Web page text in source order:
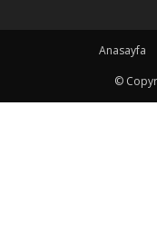
Anasayfa
©